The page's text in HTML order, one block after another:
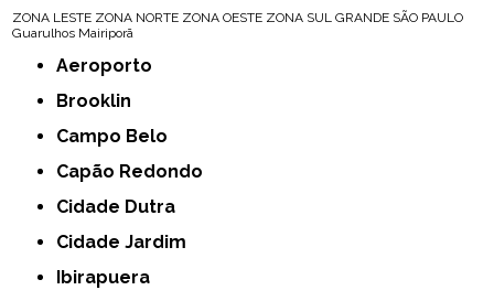
ZONA LESTE ZONA NORTE ZONA OESTE ZONA SUL GRANDE SÃO PAULO
Guarulhos Mairiporã
Aeroporto
Brooklin
Campo Belo
Capão Redondo
Cidade Dutra
Cidade Jardim
Ibirapuera